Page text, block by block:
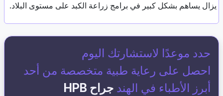
يزال يساهم بشكل كبير في برامج زراعة الكبد على مستوى البلاد.
حدد موعدًا لاستشارتك اليوم
احصل على رعاية طبية متخصصة من أحد
أبرز الأطباء في الهند جراح HPB